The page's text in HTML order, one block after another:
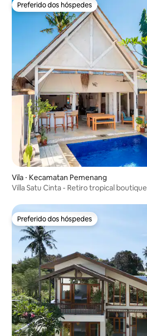
Preferido dos hóspedes
Preferido dos hóspedes
Vila ⋅ Kecamatan Pemenang
Villa Satu Cinta - Retiro tropical boutique
Preferido dos hóspedes
Preferido dos hóspedes